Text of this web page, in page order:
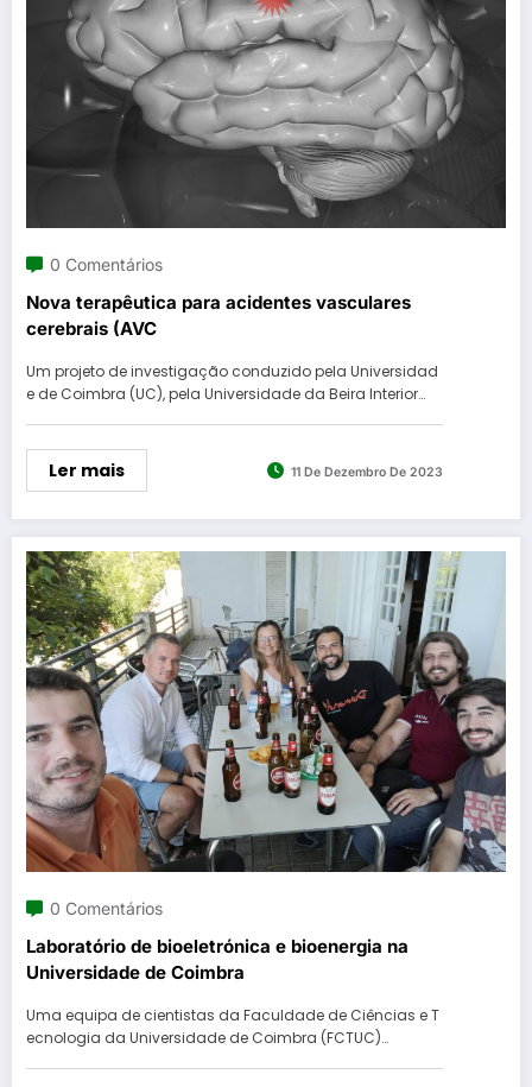
0 Comentários
Nova terapêutica para acidentes vasculares
cerebrais (AVC
Um projeto de investigação conduzido pela Universidad
e de Coimbra (UC), pela Universidade da Beira Interior…
Ler mais 11 De Dezembro De 2023
0 Comentários
Laboratório de bioeletrónica e bioenergia na
Universidade de Coimbra
Uma equipa de cientistas da Faculdade de Ciências e T
ecnologia da Universidade de Coimbra (FCTUC)…